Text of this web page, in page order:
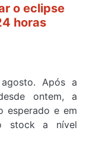
o eclipse
horas
Após a
ontem, a
esperado e em
stock a nível